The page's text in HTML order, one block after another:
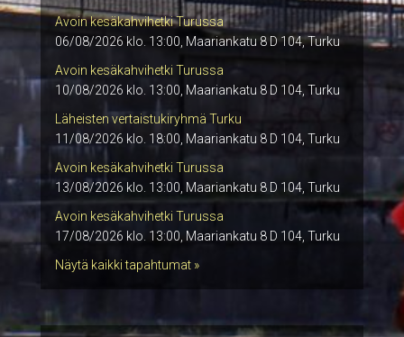
Avoin kesäkahvihetki Turussa
06/08/2026 klo. 13:00, Maariankatu 8 D 104, Turku
Avoin kesäkahvihetki Turussa
10/08/2026 klo. 13:00, Maariankatu 8 D 104, Turku
Läheisten vertaistukiryhmä Turku
11/08/2026 klo. 18:00, Maariankatu 8 D 104, Turku
Avoin kesäkahvihetki Turussa
13/08/2026 klo. 13:00, Maariankatu 8 D 104, Turku
Avoin kesäkahvihetki Turussa
17/08/2026 klo. 13:00, Maariankatu 8 D 104, Turku
Näytä kaikki tapahtumat »